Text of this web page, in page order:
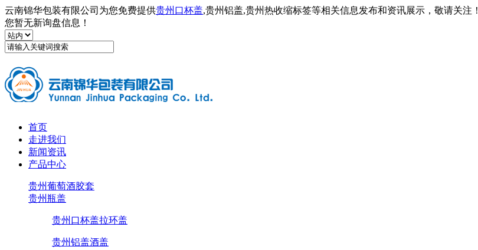
云南锦华包装有限公司为您免费提供贵州口杯盖,贵州铝盖,贵州热收缩标签等相关信息发布和资讯展示，敬请关注！
您暂无新询盘信息！
首页
走进我们
新闻资讯
产品中心
贵州葡萄酒胶套
贵州瓶盖
贵州口杯盖拉环盖
贵州铝盖酒盖